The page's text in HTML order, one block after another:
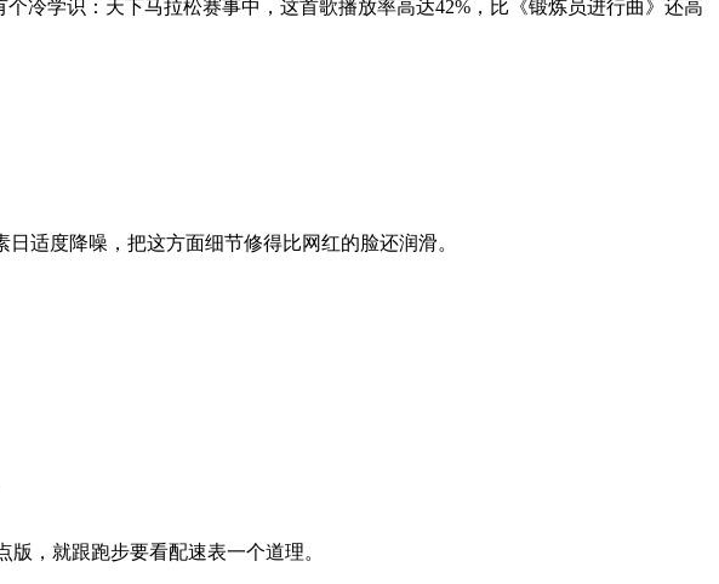
冷学识：天下马拉松赛事中，这首歌播放率高达42%，比《锻炼员进行曲》还高
适度降噪，把这方面细节修得比网红的脸还润滑。
，就跟跑步要看配速表一个道理。